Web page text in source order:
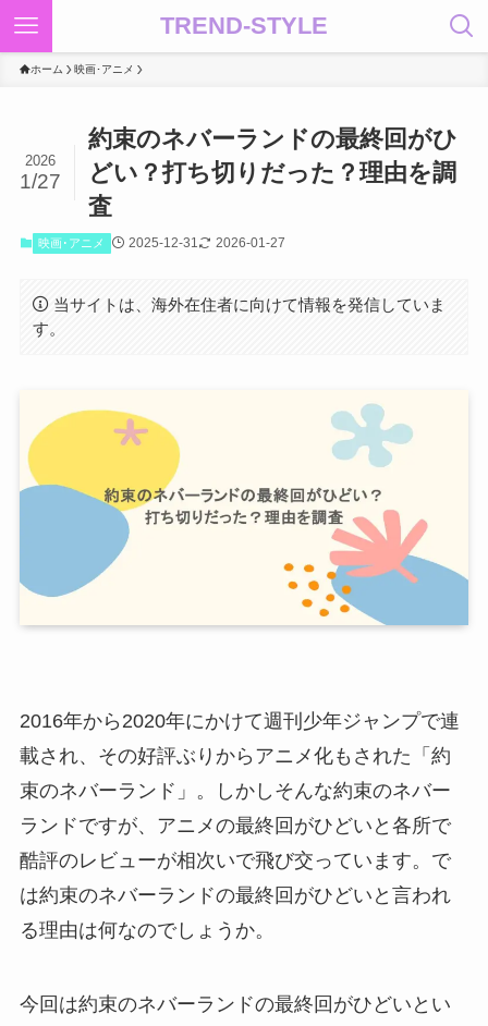
TREND-STYLE
ホーム 映画･アニメ
約束のネバーランドの最終回がひ
どい？打ち切りだった？理由を調
査
2026
1/27
映画･アニメ 2025-12-31 2026-01-27
当サイトは、海外在住者に向けて情報を発信していま
す。
2016年から2020年にかけて週刊少年ジャンプで連
載され、その好評ぶりからアニメ化もされた「約
束のネバーランド」。しかしそんな約束のネバー
ランドですが、アニメの最終回がひどいと各所で
酷評のレビューが相次いで飛び交っています。で
は約束のネバーランドの最終回がひどいと言われ
る理由は何なのでしょうか。
今回は約束のネバーランドの最終回がひどいとい